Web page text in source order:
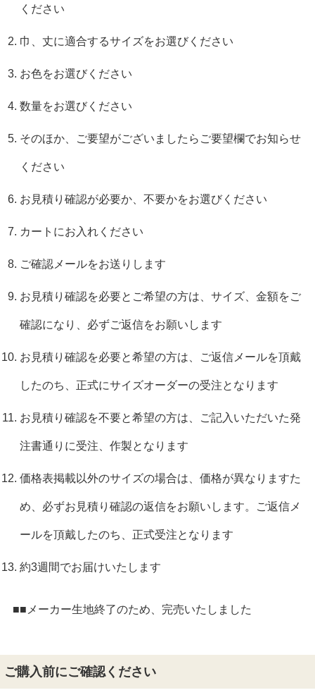
ください
巾、丈に適合するサイズをお選びください
お色をお選びください
数量をお選びください
そのほか、ご要望がございましたらご要望欄でお知らせ
ください
お見積り確認が必要か、不要かをお選びください
カートにお入れください
ご確認メールをお送りします
お見積り確認を必要とご希望の方は、サイズ、金額をご
確認になり、必ずご返信をお願いします
お見積り確認を必要と希望の方は、ご返信メールを頂戴
したのち、正式にサイズオーダーの受注となります
お見積り確認を不要と希望の方は、ご記入いただいた発
注書通りに受注、作製となります
価格表掲載以外のサイズの場合は、価格が異なりますた
め、必ずお見積り確認の返信をお願いします。ご返信メ
ールを頂戴したのち、正式受注となります
約3週間でお届けいたします
■■メーカー生地終了のため、完売いたしました
ご購入前にご確認ください